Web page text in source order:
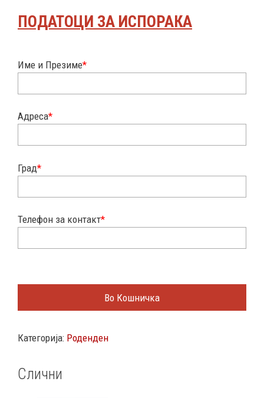
ПОДАТОЦИ ЗА ИСПОРАКА
Име и Презиме*
Адреса*
Град*
Телефон за контакт*
Во Кошничка
Категорија: Роденден
Слични